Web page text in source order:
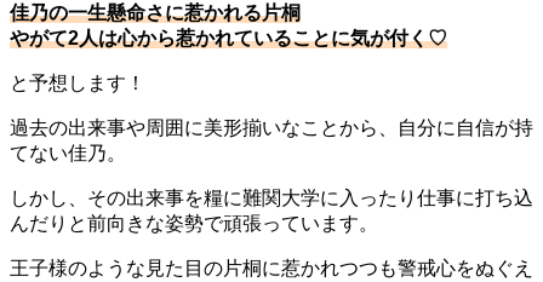
佳乃の一生懸命さに惹かれる片桐
やがて2人は心から惹かれていることに気が付く♡
と予想します！
過去の出来事や周囲に美形揃いなことから、自分に自信が持
てない佳乃。
しかし、その出来事を糧に難関大学に入ったり仕事に打ち込
んだりと前向きな姿勢で頑張っています。
王子様のような見た目の片桐に惹かれつつも警戒心をぬぐえ